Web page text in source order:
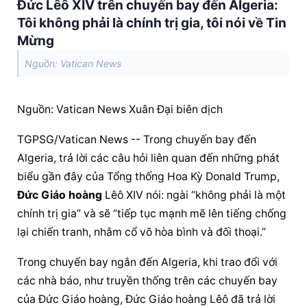
Đức Lêô XIV trên chuyến bay đến Algeria:
Tôi không phải là chính trị gia, tôi nói về Tin
Mừng
Nguồn: Vatican News
Nguồn: Vatican News Xuân Đại biên dịch
TGPSG/Vatican News -- Trong chuyến bay đến
Algeria, trả lời các câu hỏi liên quan đến những phát
Đức Giáo hoàng Lêô XIV nói: ngài “không phải là một
chính trị gia” và sẽ “tiếp tục mạnh mẽ lên tiếng chống
lại chiến tranh, nhằm cổ võ hòa bình và đối thoại.”
Trong chuyến bay ngắn đến Algeria, khi trao đổi với
các nhà báo, như truyền thống trên các chuyến bay
của Đức Giáo hoàng, Đức Giáo hoàng Lêô đã trả lời